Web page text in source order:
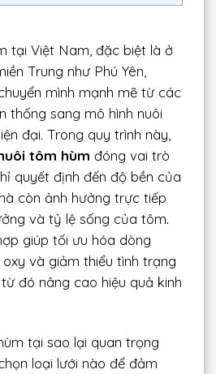
tại Việt Nam, đặc biệt là ở
Trung như Phú Yên,
mình mạnh mẽ từ các
thống sang mô hình nuôi
đại. Trong quy trình này,
tôm hùm đóng vai trò
quyết định đến độ bền của
còn ảnh hưởng trực tiếp
và tỷ lệ sống của tôm.
giúp tối ưu hóa dòng
và giảm thiểu tình trạng
đó nâng cao hiệu quả kinh
tại sao lại quan trọng
loại lưới nào để đảm